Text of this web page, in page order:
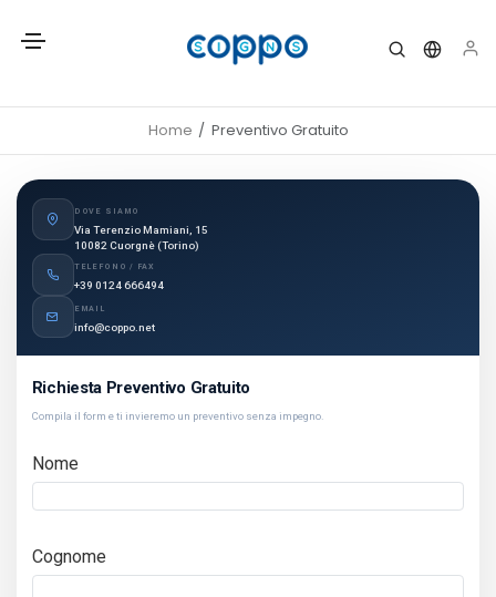
Home Preventivo Gratuito
DOVE SIAMO
Via Terenzio Mamiani, 15
10082 Cuorgnè (Torino)
TELEFONO / FAX
+39 0124 666494
EMAIL
info@coppo.net
Richiesta Preventivo Gratuito
Compila il form e ti invieremo un preventivo senza impegno.
Nome
Cognome